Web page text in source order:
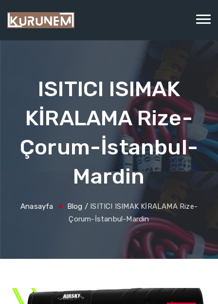
ISITICI ISIMAK
KİRALAMA Rize-
Çorum-İstanbul-
Mardin
Anasayfa Blog / ISITICI ISIMAK KİRALAMA Rize-
Çorum-İstanbul-Mardin